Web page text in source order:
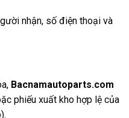
nhận, số điện thoại và
Bacnamautoparts.com
phiếu xuất kho hợp lệ của